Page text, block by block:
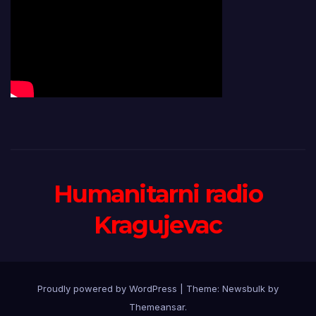
Humanitarni radio
Kragujevac
Proudly powered by WordPress Theme: Newsbulk by
Themeansar.